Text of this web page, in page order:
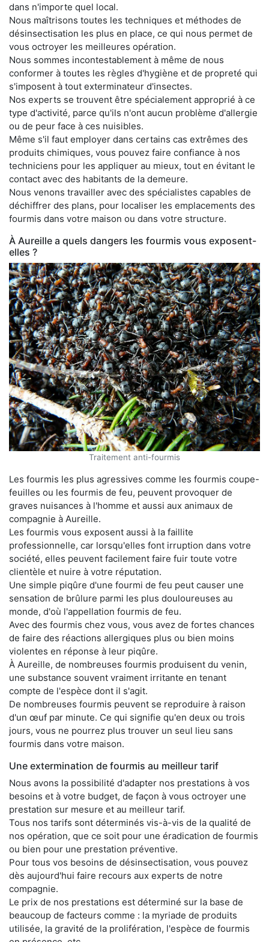
dans n'importe quel local.
Nous maîtrisons toutes les techniques et méthodes de
désinsectisation les plus en place, ce qui nous permet de
vous octroyer les meilleures opération.
Nous sommes incontestablement à même de nous
conformer à toutes les règles d'hygiène et de propreté qui
s'imposent à tout exterminateur d'insectes.
Nos experts se trouvent être spécialement approprié à ce
type d'activité, parce qu'ils n'ont aucun problème d'allergie
ou de peur face à ces nuisibles.
Même s'il faut employer dans certains cas extrêmes des
produits chimiques, vous pouvez faire confiance à nos
techniciens pour les appliquer au mieux, tout en évitant le
contact avec des habitants de la demeure.
Nous venons travailler avec des spécialistes capables de
déchiffrer des plans, pour localiser les emplacements des
fourmis dans votre maison ou dans votre structure.
À Aureille a quels dangers les fourmis vous exposent-
elles ?
Traitement anti-fourmis
Les fourmis les plus agressives comme les fourmis coupe-
feuilles ou les fourmis de feu, peuvent provoquer de
graves nuisances à l'homme et aussi aux animaux de
compagnie à Aureille.
Les fourmis vous exposent aussi à la faillite
professionnelle, car lorsqu'elles font irruption dans votre
société, elles peuvent facilement faire fuir toute votre
clientèle et nuire à votre réputation.
Une simple piqûre d'une fourmi de feu peut causer une
sensation de brûlure parmi les plus douloureuses au
monde, d'où l'appellation fourmis de feu.
Avec des fourmis chez vous, vous avez de fortes chances
de faire des réactions allergiques plus ou bien moins
violentes en réponse à leur piqûre.
À Aureille, de nombreuses fourmis produisent du venin,
une substance souvent vraiment irritante en tenant
compte de l'espèce dont il s'agit.
De nombreuses fourmis peuvent se reproduire à raison
d'un œuf par minute. Ce qui signifie qu'en deux ou trois
jours, vous ne pourrez plus trouver un seul lieu sans
fourmis dans votre maison.
Une extermination de fourmis au meilleur tarif
Nous avons la possibilité d'adapter nos prestations à vos
besoins et à votre budget, de façon à vous octroyer une
prestation sur mesure et au meilleur tarif.
Tous nos tarifs sont déterminés vis-à-vis de la qualité de
nos opération, que ce soit pour une éradication de fourmis
ou bien pour une prestation préventive.
Pour tous vos besoins de désinsectisation, vous pouvez
dès aujourd'hui faire recours aux experts de notre
compagnie.
Le prix de nos prestations est déterminé sur la base de
beaucoup de facteurs comme : la myriade de produits
utilisée, la gravité de la prolifération, l'espèce de fourmis